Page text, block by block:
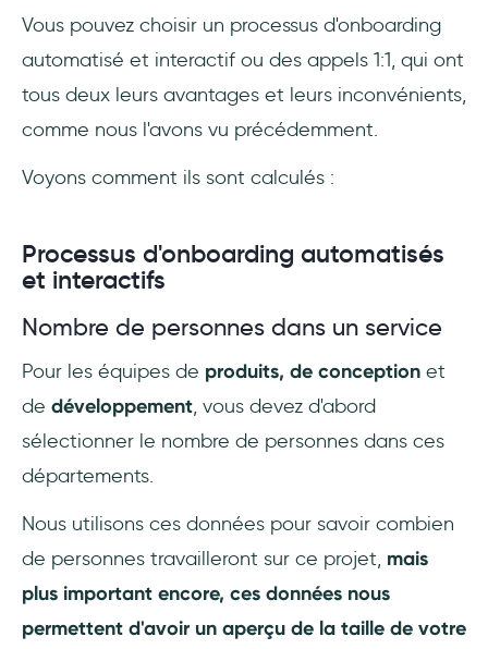
Vous pouvez choisir un processus d'onboarding
automatisé et interactif ou des appels 1:1, qui ont
tous deux leurs avantages et leurs inconvénients,
comme nous l'avons vu précédemment.
Voyons comment ils sont calculés :
Processus d'onboarding automatisés
et interactifs
Nombre de personnes dans un service
Pour les équipes de produits, de conception et
de développement, vous devez d'abord
sélectionner le nombre de personnes dans ces
départements.
Nous utilisons ces données pour savoir combien
de personnes travailleront sur ce projet, mais
plus important encore, ces données nous
permettent d'avoir un aperçu de la taille de votre